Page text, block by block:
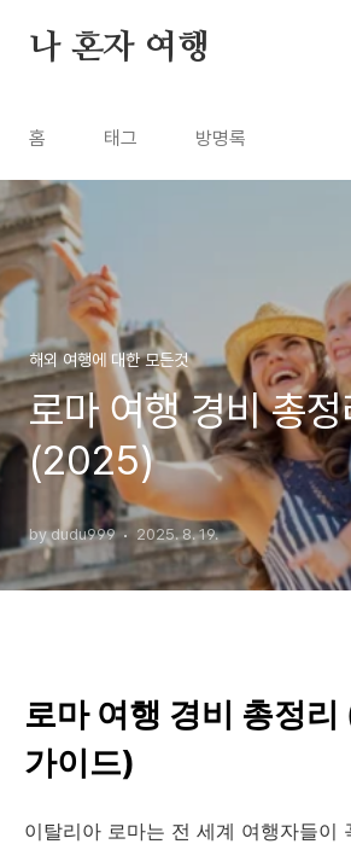
나 혼자 여행
홈 태그 방명록
해외 여행에 대한 모든것
로마 여행 경비 총정
(2025)
by dudu999 2025. 8. 19.
로마 여행 경비 총정
가이드)
이탈리아 로마는 전 세계 여행자들이